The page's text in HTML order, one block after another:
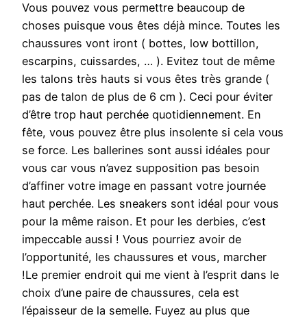
Vous pouvez vous permettre beaucoup de
choses puisque vous êtes déjà mince. Toutes les
chaussures vont iront ( bottes, low bottillon,
escarpins, cuissardes, … ). Evitez tout de même
les talons très hauts si vous êtes très grande (
pas de talon de plus de 6 cm ). Ceci pour éviter
d’être trop haut perchée quotidiennement. En
fête, vous pouvez être plus insolente si cela vous
se force. Les ballerines sont aussi idéales pour
vous car vous n’avez supposition pas besoin
d’affiner votre image en passant votre journée
haut perchée. Les sneakers sont idéal pour vous
pour la même raison. Et pour les derbies, c’est
impeccable aussi ! Vous pourriez avoir de
l’opportunité, les chaussures et vous, marcher
!Le premier endroit qui me vient à l’esprit dans le
choix d’une paire de chaussures, cela est
l’épaisseur de la semelle. Fuyez au plus que